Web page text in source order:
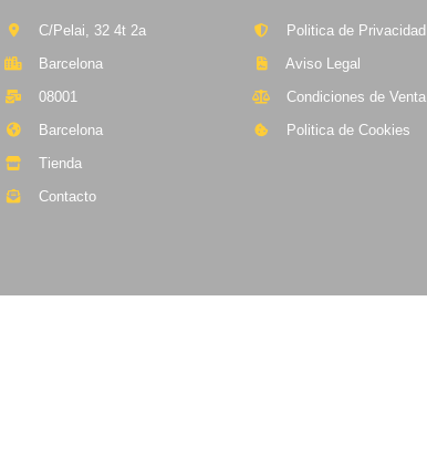
C/Pelai, 32 4t 2a
Barcelona
08001
Barcelona
Tienda
Contacto
Politica de Privacidad
Aviso Legal
Condiciones de Venta
Politica de Cookies